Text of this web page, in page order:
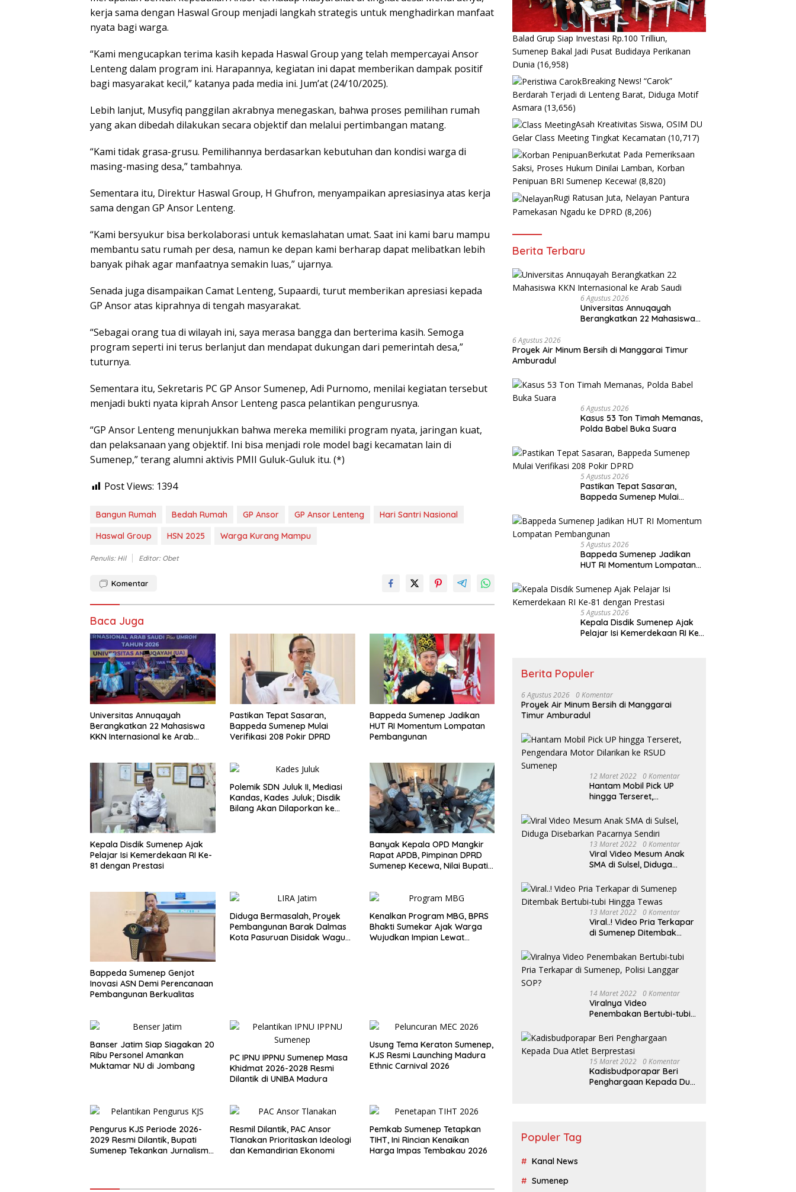
kerja sama dengan Haswal Group menjadi langkah strategis untuk menghadirkan manfaat
nyata bagi warga.
“Kami mengucapkan terima kasih kepada Haswal Group yang telah mempercayai Ansor
Lenteng dalam program ini. Harapannya, kegiatan ini dapat memberikan dampak positif
bagi masyarakat kecil,” katanya pada media ini. Jum’at (24/10/2025).
Lebih lanjut, Musyfiq panggilan akrabnya menegaskan, bahwa proses pemilihan rumah
yang akan dibedah dilakukan secara objektif dan melalui pertimbangan matang.
“Kami tidak grasa-grusu. Pemilihannya berdasarkan kebutuhan dan kondisi warga di
masing-masing desa,” tambahnya.
Sementara itu, Direktur Haswal Group, H Ghufron, menyampaikan apresiasinya atas kerja
sama dengan GP Ansor Lenteng.
“Kami bersyukur bisa berkolaborasi untuk kemaslahatan umat. Saat ini kami baru mampu
membantu satu rumah per desa, namun ke depan kami berharap dapat melibatkan lebih
banyak pihak agar manfaatnya semakin luas,” ujarnya.
Senada juga disampaikan Camat Lenteng, Supaardi, turut memberikan apresiasi kepada
GP Ansor atas kiprahnya di tengah masyarakat.
“Sebagai orang tua di wilayah ini, saya merasa bangga dan berterima kasih. Semoga
program seperti ini terus berlanjut dan mendapat dukungan dari pemerintah desa,”
tuturnya.
Sementara itu, Sekretaris PC GP Ansor Sumenep, Adi Purnomo, menilai kegiatan tersebut
menjadi bukti nyata kiprah Ansor Lenteng pasca pelantikan pengurusnya.
“GP Ansor Lenteng menunjukkan bahwa mereka memiliki program nyata, jaringan kuat,
dan pelaksanaan yang objektif. Ini bisa menjadi role model bagi kecamatan lain di
Sumenep,” terang alumni aktivis PMII Guluk-Guluk itu. (*)
Post Views: 1394
Bangun Rumah Bedah Rumah GP Ansor GP Ansor Lenteng
Hari Santri Nasional
Haswal Group
HSN 2025 Warga Kurang Mampu
Penulis: Hil Editor: Obet
Komentar
Baca Juga
Universitas Annuqayah
Berangkatkan 22 Mahasiswa
KKN Internasional ke Arab
Pastikan Tepat Sasaran,
Bappeda Sumenep Mulai
Verifikasi 208 Pokir DPRD
Bappeda Sumenep Jadikan
HUT RI Momentum Lompatan
Pembangunan
Kepala Disdik Sumenep Ajak
Pelajar Isi Kemerdekaan RI Ke-
81 dengan Prestasi
Polemik SDN Juluk II, Mediasi
Kandas, Kades Juluk; Disdik
Bilang Akan Dilaporkan ke
Banyak Kepala OPD Mangkir
Rapat APDB, Pimpinan DPRD
Sumenep Kecewa, Nilai Bupati
Bappeda Sumenep Genjot
Inovasi ASN Demi Perencanaan
Pembangunan Berkualitas
Diduga Bermasalah, Proyek
Pembangunan Barak Dalmas
Kota Pasuruan Disidak Wagub
Kenalkan Program MBG, BPRS
Bhakti Sumekar Ajak Warga
Wujudkan Impian Lewat
Banser Jatim Siap Siagakan 20
Ribu Personel Amankan
Muktamar NU di Jombang
PC IPNU IPPNU Sumenep Masa
Khidmat 2026-2028 Resmi
Dilantik di UNIBA Madura
Usung Tema Keraton Sumenep,
KJS Resmi Launching Madura
Ethnic Carnival 2026
Pengurus KJS Periode 2026-
2029 Resmi Dilantik, Bupati
Sumenep Tekankan Jurnalisme
Resmil Dilantik, PAC Ansor
Tlanakan Prioritaskan Ideologi
dan Kemandirian Ekonomi
Pemkab Sumenep Tetapkan
TIHT, Ini Rincian Kenaikan
Harga Impas Tembakau 2026
Balad Grup Siap Investasi Rp.100 Trilliun,
Sumenep Bakal Jadi Pusat Budidaya Perikanan
Dunia (16,958)
Breaking News! “Carok”
Berdarah Terjadi di Lenteng Barat, Diduga Motif
Asmara (13,656)
Asah Kreativitas Siswa, OSIM DU
Gelar Class Meeting Tingkat Kecamatan (10,717)
Berkutat Pada Pemeriksaan
Saksi, Proses Hukum Dinilai Lamban, Korban
Penipuan BRI Sumenep Kecewa! (8,820)
Rugi Ratusan Juta, Nelayan Pantura
Pamekasan Ngadu ke DPRD (8,206)
Berita Terbaru
6 Agustus 2026
Universitas Annuqayah
Berangkatkan 22 Mahasiswa
6 Agustus 2026
Proyek Air Minum Bersih di Manggarai Timur
Amburadul
6 Agustus 2026
Kasus 53 Ton Timah Memanas,
Polda Babel Buka Suara
5 Agustus 2026
Pastikan Tepat Sasaran,
Bappeda Sumenep Mulai
5 Agustus 2026
Bappeda Sumenep Jadikan
HUT RI Momentum Lompatan
5 Agustus 2026
Kepala Disdik Sumenep Ajak
Pelajar Isi Kemerdekaan RI Ke-
Berita Populer
6 Agustus 2026 0 Komentar
Proyek Air Minum Bersih di Manggarai
Timur Amburadul
12 Maret 2022 0 Komentar
Hantam Mobil Pick UP
hingga Terseret,
Dilarikan ke RSUD
13 Maret 2022 0 Komentar
Viral Video Mesum Anak
SMA di Sulsel, Diduga
Sendiri
13 Maret 2022 0 Komentar
Viral..! Video Pria Terkapar
di Sumenep Ditembak
14 Maret 2022 0 Komentar
Viralnya Video
Penembakan Bertubi-tubi
Polisi Langgar SOP?
15 Maret 2022 0 Komentar
Kadisbudporapar Beri
Penghargaan Kepada Dua
Populer Tag
Kanal News
Sumenep